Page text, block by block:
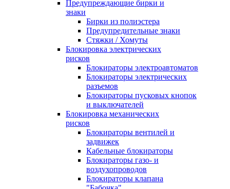
Предупреждающие бирки и
знаки
Бирки из полиэстера
Предупредительные знаки
Стяжки / Хомуты
Блокировка электрических
рисков
Блокираторы электроавтоматов
Блокираторы электрических
разъемов
Блокираторы пусковых кнопок
и выключателей
Блокировка механических
рисков
Блокираторы вентилей и
задвижек
Кабельные блокираторы
Блокираторы газо- и
воздухопроводов
Блокираторы клапана